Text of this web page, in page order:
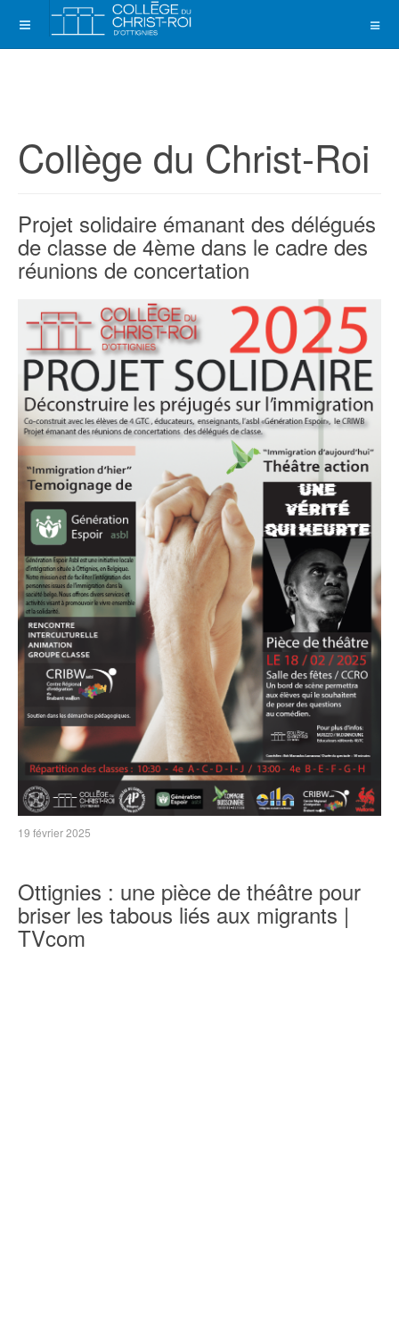
Collège du Christ-Roi
Projet solidaire émanant des délégués
de classe de 4ème dans le cadre des
réunions de concertation
19 février 2025
Ottignies : une pièce de théâtre pour
briser les tabous liés aux migrants |
TVcom